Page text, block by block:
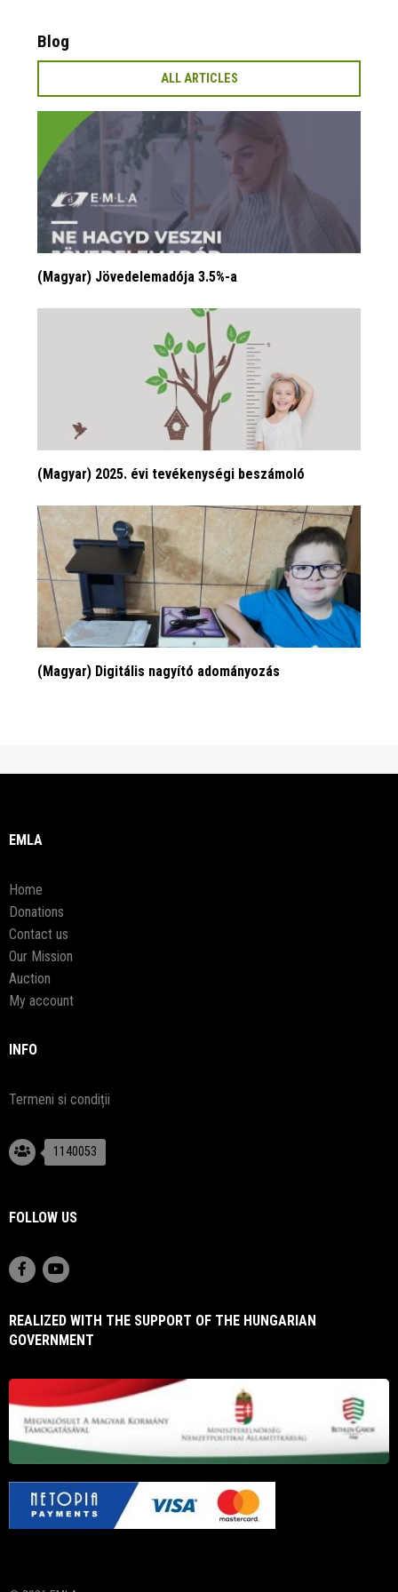
Blog
ALL ARTICLES
(Magyar) Jövedelemadója 3.5%-a
(Magyar) 2025. évi tevékenységi beszámoló
(Magyar) Digitális nagyító adományozás
EMLA
Home
Donations
Contact us
Our Mission
Auction
My account
INFO
Termeni si condiții
1140053
FOLLOW US
REALIZED WITH THE SUPPORT OF THE HUNGARIAN
GOVERNMENT